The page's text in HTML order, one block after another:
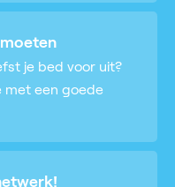
je bed voor uit?
met een goede